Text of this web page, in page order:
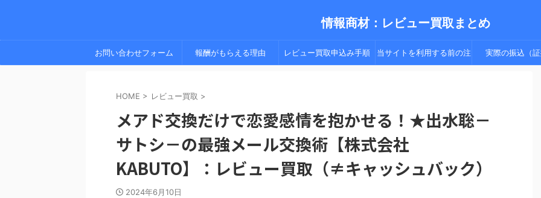
情報商材：レビュー買取まとめ
お問い合わせフォーム 報酬がもらえる理由 レビュー買取申込み手順 当サイトを利用する前の注 実際の振込（証
HOME > レビュー買取 >
メアド交換だけで恋愛感情を抱かせる！★出水聡－
サトシ－の最強メール交換術【株式会社
KABUTO】：レビュー買取（≠キャッシュバック）
2024年6月10日